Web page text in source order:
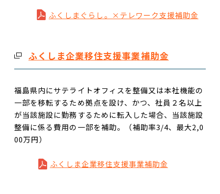
ふくしまぐらし。×テレワーク支援補助金
ふくしま企業移住支援事業補助金
福島県内にサテライトオフィスを整備又は本社機能の
一部を移転するため拠点を設け、かつ、社員２名以上
が当該施設に勤務するために転入した場合、当該施設
整備に係る費用の一部を補助。（補助率3/4、最大2,0
00万円）
ふくしま企業移住支援事業補助金